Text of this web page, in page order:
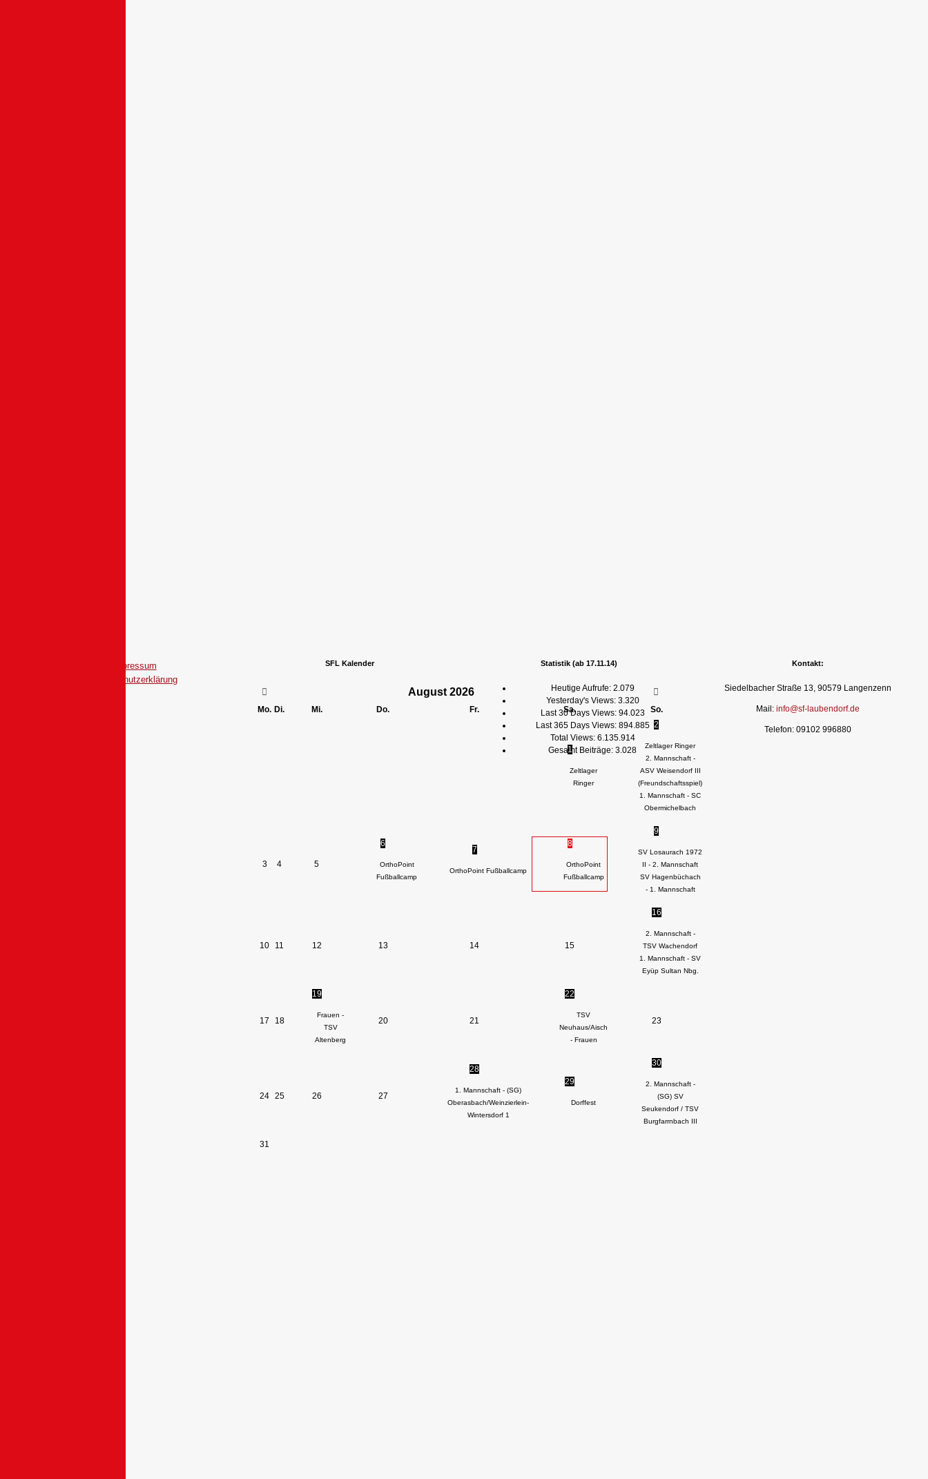
Impressum
Datenschutzerklärung
SFL Kalender
August 2026
Mo. Di. Mi. Do. Fr. Sa. So.
1
Zeltlager
Ringer
2
Zeltlager Ringer
2. Mannschaft -
ASV Weisendorf III
(Freundschaftsspiel)
1. Mannschaft - SC
Obermichelbach
3 4 5
6
OrthoPoint
Fußballcamp
7
OrthoPoint Fußballcamp
8
OrthoPoint
Fußballcamp
9
SV Losaurach 1972
II - 2. Mannschaft
SV Hagenbüchach
- 1. Mannschaft
10 11 12 13 14 15
16
2. Mannschaft -
TSV Wachendorf
1. Mannschaft - SV
Eyüp Sultan Nbg.
17 18
19
Frauen -
TSV
Altenberg
20 21
22
TSV
Neuhaus/Aisch
- Frauen
23
24 25 26 27
28
1. Mannschaft - (SG)
Oberasbach/Weinzierlein-
Wintersdorf 1
29
Dorffest
30
2. Mannschaft -
(SG) SV
Seukendorf / TSV
Burgfarrnbach III
31
Statistik (ab 17.11.14)
Heutige Aufrufe: 2.079
Yesterday's Views: 3.320
Last 30 Days Views: 94.023
Last 365 Days Views: 894.885
Total Views: 6.135.914
Gesamt Beiträge: 3.028
Kontakt:
Siedelbacher Straße 13, 90579 Langenzenn
Mail: info@sf-laubendorf.de
Telefon: 09102 996880